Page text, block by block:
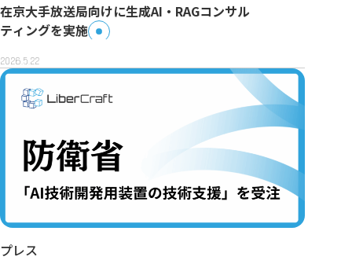
在京大手放送局向けに生成AI・RAGコンサル
ティングを実施
2026.5.22
プレス